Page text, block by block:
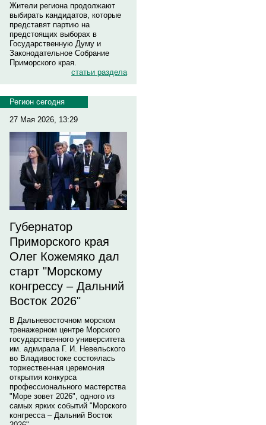
Жители региона продолжают
выбирать кандидатов, которые
представят партию на
предстоящих выборах в
Государственную Думу и
Законодательное Собрание
Приморского края.
статьи раздела
Регион сегодня
27 Мая 2026, 13:29
Губернатор
Приморского края
Олег Кожемяко дал
старт "Морскому
конгрессу – Дальний
Восток 2026"
В Дальневосточном морском
тренажерном центре Морского
государственного университета
им. адмирала Г. И. Невельского
во Владивостоке состоялась
торжественная церемония
открытия конкурса
профессионального мастерства
"Море зовет 2026", одного из
самых ярких событий "Морского
конгресса – Дальний Восток